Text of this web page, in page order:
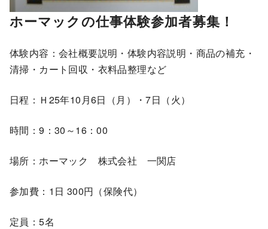
ホーマックの仕事体験参加者募集！
体験内容：会社概要説明・体験内容説明・商品の補充・
清掃・カート回収・衣料品整理など
日程：Ｈ25年10月6日（月）・7日（火）
時間：9：30～16：00
場所：ホーマック 株式会社 一関店
参加費：1日 300円（保険代）
定員：5名